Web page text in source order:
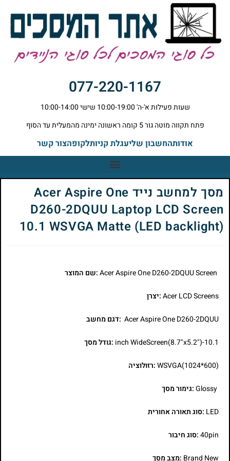
077-220-1167
שעות פעילות א'-ה' 10:00-19:00 שישי 10:00-14:00
פתח תקווה מוטה גור 5 קומה ראשונה ימינה מהמעלית עד הסוף
אודותהחשבון שליעגלת קניותלקופהצור קשר
מסך למחשב נייד Acer Aspire One
D260-2DQUU Laptop LCD Screen
10.1 WSVGA Matte (LED backlight)
:שם המוצר
Acer LCD Screens:יצרן
Acer Aspire One D260-2DQUU :דגם מחשב
10.1-inch WideScreen(8.7"x5.2") :גודל מסך
WSVGA(1024*600):רזולוציה
Glossy:גימור מסך
LED :סוג תאורה אחורית
40pin:סוג חיבור
Brand New :מצב מסך